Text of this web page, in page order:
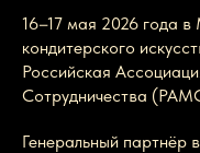
16–17 мая 2026 года
кондитерского
Российская
Сотрудничества
Генеральный партнёр